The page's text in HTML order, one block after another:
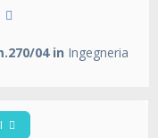
04 in Ingegneria